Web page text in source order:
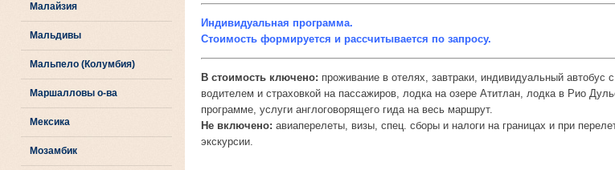
Малайзия
Мальдивы
Мальпело (Колумбия)
Маршалловы о-ва
Мексика
Мозамбик
Индивидуальная программа.
Стоимость формируется и рассчитывается по запросу.
В стоимость ключено: проживание в отелях, завтраки, индивидуальный
водителем и страховкой на пассажиров, лодка на озере Атитлан, лодка в Рио
программе, услуги англоговорящего гида на весь маршрут.
Не включено: авиаперелеты, визы, спец. сборы и налоги на границах и при
экскурсии.